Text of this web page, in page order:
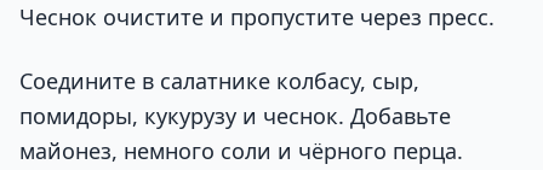
Чеснок очистите и пропустите через пресс.
Соедините в салатнике колбасу, сыр,
помидоры, кукурузу и чеснок. Добавьте
майонез, немного соли и чёрного перца.